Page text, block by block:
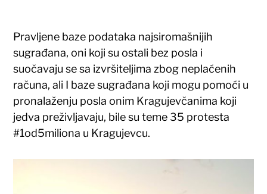
Pravljene baze podataka najsiromašnijih
sugrađana, oni koji su ostali bez posla i
suočavaju se sa izvršiteljima zbog neplaćenih
računa, ali I baze sugrađana koji mogu pomoći u
pronalaženju posla onim Kragujevčanima koji
jedva preživljavaju, bile su teme 35 protesta
#1od5miliona u Kragujevcu.